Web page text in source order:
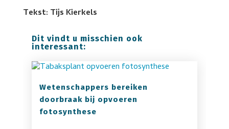
Tekst: Tijs Kierkels
Dit vindt u misschien ook
interessant:
Wetenschappers bereiken
doorbraak bij opvoeren
fotosynthese